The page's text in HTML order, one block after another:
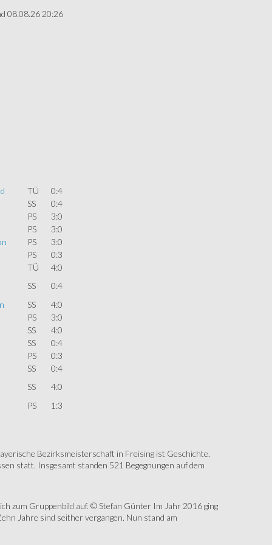
08.08.26 20:26
TÜ
0:4
SS
0:4
PS
3:0
PS
3:0
PS
3:0
PS
0:3
TÜ
4:0
SS
0:4
SS
4:0
PS
3:0
SS
4:0
SS
0:4
PS
0:3
SS
0:4
SS
4:0
PS 1:3
Bezirksmeisterschaft in Freising ist Geschichte.
statt. Insgesamt standen 521 Begegnungen auf dem
zum Gruppenbild auf. © Stefan Günter Im Jahr 2016 ging
Jahre sind seither vergangen. Nun stand am